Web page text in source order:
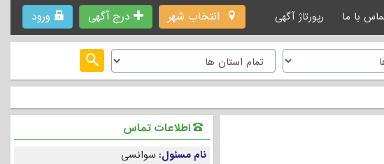
انتخاب شهر درج آگهی ورود با ما رپورتاژ آگهی
اطلاعات تماس
نام مسئول: سوانسی